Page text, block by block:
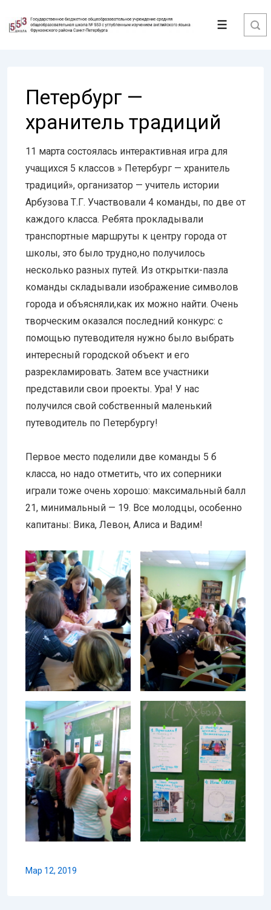
Перейти
Меню
Петербург —
хранитель традиций
11 марта состоялась интерактивная игра для
учащихся 5 классов » Петербург — хранитель
традиций», организатор — учитель истории
Арбузова Т.Г. Участвовали 4 команды, по две от
каждого класса. Ребята прокладывали
транспортные маршруты к центру города от
школы, это было трудно,но получилось
несколько разных путей. Из открытки-пазла
команды складывали изображение символов
города и объясняли,как их можно найти. Очень
творческим оказался последний конкурс: с
помощью путеводителя нужно было выбрать
интересный городской объект и его
разрекламировать. Затем все участники
представили свои проекты. Ура! У нас
получился свой собственный маленький
путеводитель по Петербургу!
Первое место поделили две команды 5 б
класса, но надо отметить, что их соперники
играли тоже очень хорошо: максимальный балл
21, минимальный — 19. Все молодцы, особенно
капитаны: Вика, Левон, Алиса и Вадим!
Мар 12, 2019